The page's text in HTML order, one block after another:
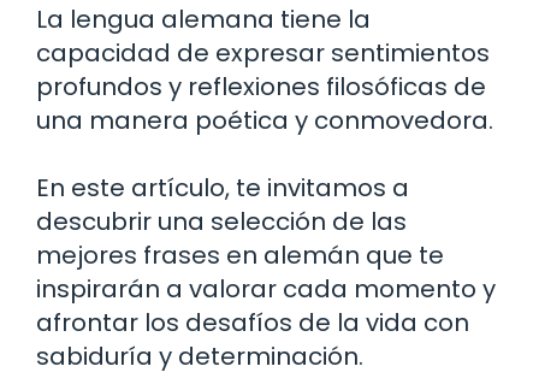
La lengua alemana tiene la
capacidad de expresar sentimientos
profundos y reflexiones filosóficas de
una manera poética y conmovedora.
En este artículo, te invitamos a
descubrir una selección de las
mejores frases en alemán que te
inspirarán a valorar cada momento y
afrontar los desafíos de la vida con
sabiduría y determinación.